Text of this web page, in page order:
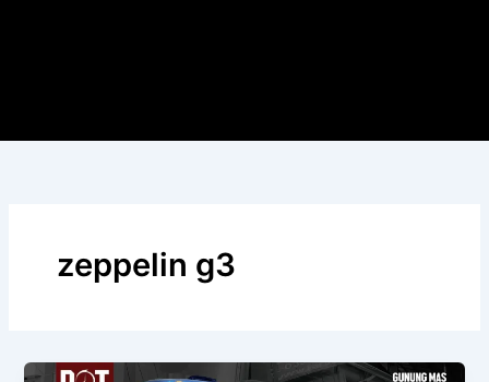
zeppelin g3